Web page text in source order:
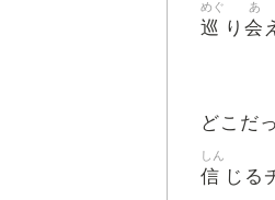
巡
めぐ
り 会
あ
どこだ
信
しん
じる